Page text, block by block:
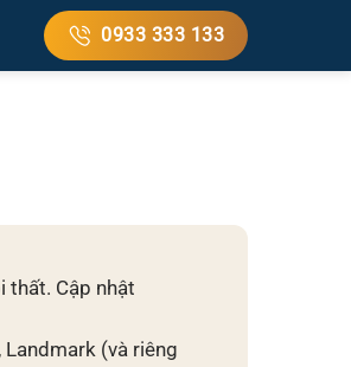
0933 333 133
thất. Cập nhật
(và riêng